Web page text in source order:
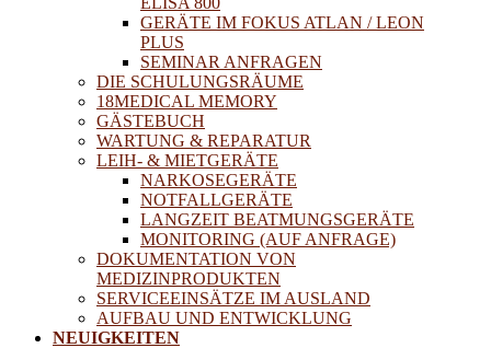
GERÄTE IM FOKUS ATLAN / LEON
PLUS
SEMINAR ANFRAGEN
DIE SCHULUNGSRÄUME
18MEDICAL MEMORY
GÄSTEBUCH
WARTUNG & REPARATUR
LEIH- & MIETGERÄTE
NARKOSEGERÄTE
NOTFALLGERÄTE
LANGZEIT BEATMUNGSGERÄTE
MONITORING (AUF ANFRAGE)
DOKUMENTATION VON
MEDIZINPRODUKTEN
SERVICEEINSÄTZE IM AUSLAND
AUFBAU UND ENTWICKLUNG
NEUIGKEITEN